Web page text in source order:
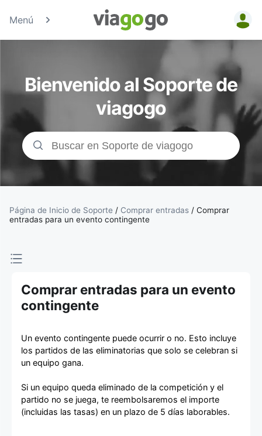
Menú
Entradas
para
Conciertos,
Deporte y
Teatro |
viagogo, el
sitio de
Bienvenido al Soporte de
viagogo
Página de Inicio de Soporte / Comprar entradas / Comprar
entradas para un evento contingente
Comprar entradas para un evento
contingente
Un evento contingente puede ocurrir o no. Esto incluye
los partidos de las eliminatorias que solo se celebran si
un equipo gana.
Si un equipo queda eliminado de la competición y el
partido no se juega, te reembolsaremos el importe
(incluidas las tasas) en un plazo de 5 días laborables.